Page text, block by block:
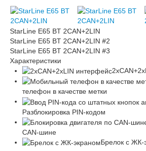
StarLine E65 BT 2CAN+2LIN
StarLine E65 BT 2CAN+2LIN #2
StarLine E65 BT 2CAN+2LIN #3
Характеристики
телефон в качестве метки
Разблокировка PIN-кодом
CAN-шине
Брелок с ЖК-